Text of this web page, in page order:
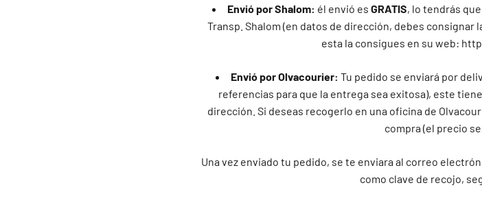
Envió por Shalom: él envió es GRATIS, lo tendrás
Transp. Shalom (en datos de dirección, debes
esta la consigues en su web:
Envió por Olvacourier: Tu pedido se enviará por
referencias para que la entrega sea exitosa), este
dirección. Si deseas recogerlo en una oficina de
compra (el precio
Una vez enviado tu pedido, se te enviara al correo
como clave de recojo,